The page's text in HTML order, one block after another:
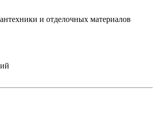
и отделочных материалов